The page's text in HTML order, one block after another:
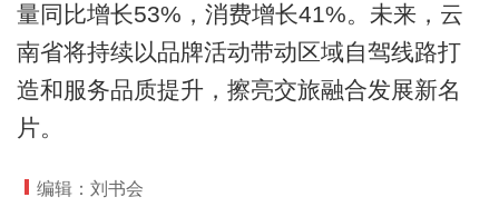
量同比增长53%，消费增长41%。未来，云
南省将持续以品牌活动带动区域自驾线路打
造和服务品质提升，擦亮交旅融合发展新名
片。
编辑：刘书会